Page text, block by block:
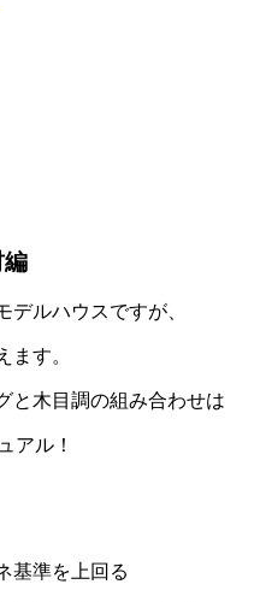
編
ルハウスですが、
ます。
と木目調の組み合わせは
アル！
基準を上回る